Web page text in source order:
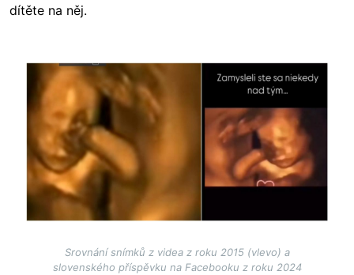
dítěte na něj.
Srovnání snímků z videa z roku 2015 (vlevo) a
slovenského příspěvku na Facebooku z roku 2024